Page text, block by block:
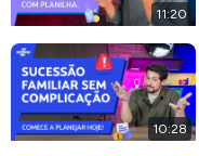
11:20
10:28